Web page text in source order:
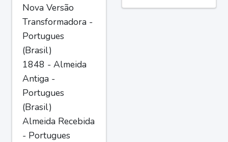
Nova Versão
Transformadora -
Portugues
(Brasil)
1848 - Almeida
Antiga -
Portugues
(Brasil)
Almeida Recebida
- Portugues